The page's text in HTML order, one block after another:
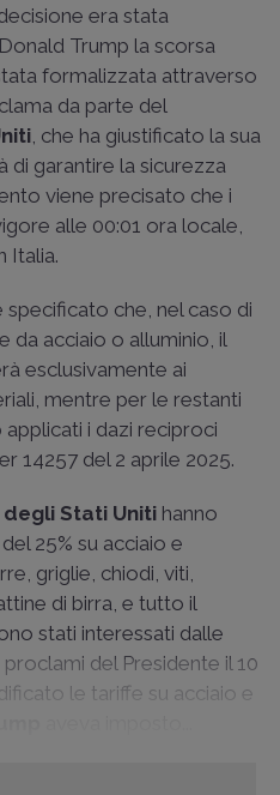
era stata
Trump la scorsa
formalizzata attraverso
da parte del
, che ha giustificato la sua
di garantire la sicurezza
viene precisato che i
alle 00:01 ora locale,
Italia.
che, nel caso di
da acciaio o alluminio, il
esclusivamente ai
mentre per le restanti
i dazi reciproci
14257 del 2 aprile 2025.
Stati Uniti hanno
25% su acciaio e
griglie, chiodi, viti,
di birra, e tutto il
stati interessati dalle
del Presidente il 10
le tariffe su acciaio e